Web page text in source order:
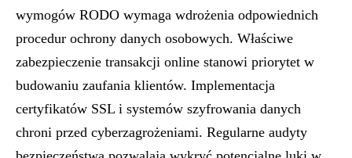
wymogów RODO wymaga wdrożenia odpowiednich
procedur ochrony danych osobowych. Właściwe
zabezpieczenie transakcji online stanowi priorytet w
budowaniu zaufania klientów. Implementacja
certyfikatów SSL i systemów szyfrowania danych
chroni przed cyberzagrożeniami. Regularne audyty